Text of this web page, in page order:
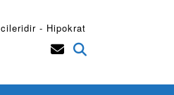
- Hipokrat